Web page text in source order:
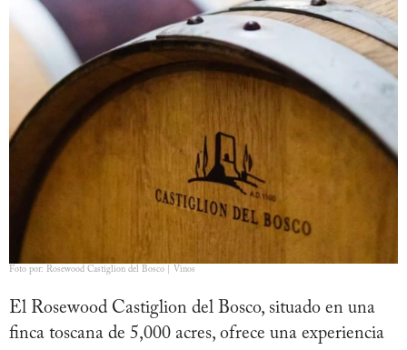
Foto por: Rosewood Castiglion del Bosco | Vinos
El Rosewood Castiglion del Bosco, situado en una
finca toscana de 5,000 acres, ofrece una experiencia